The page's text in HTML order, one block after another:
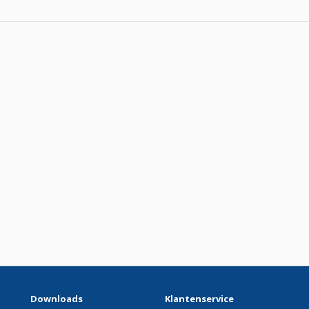
Downloads Klantenservice